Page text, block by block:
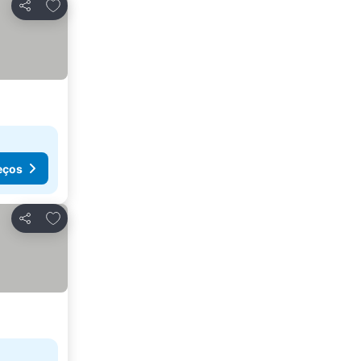
Partilhar
Adicionar aos favoritos
Partilhar
Adicionar aos favoritos